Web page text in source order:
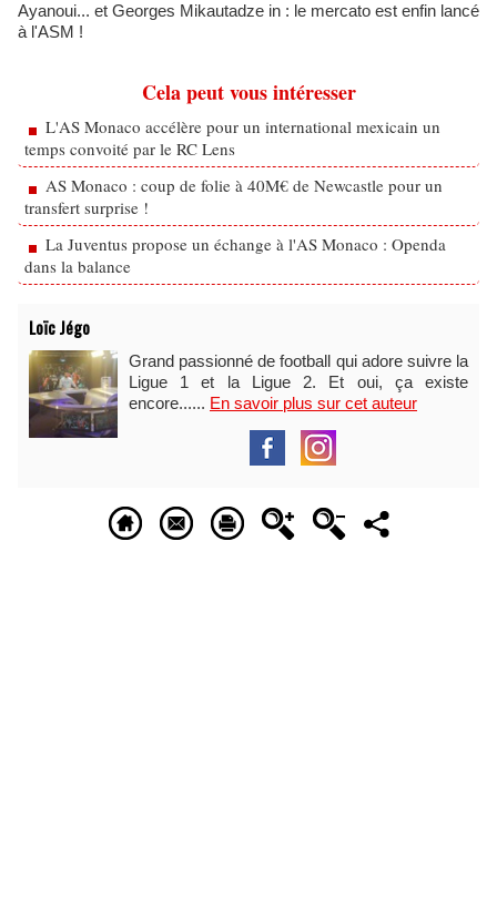
Ayanoui... et Georges Mikautadze in : le mercato est enfin lancé
à l'ASM !
Cela peut vous intéresser
L'AS Monaco accélère pour un international mexicain un
temps convoité par le RC Lens
AS Monaco : coup de folie à 40M€ de Newcastle pour un
transfert surprise !
La Juventus propose un échange à l'AS Monaco : Openda
dans la balance
Loïc Jégo
Grand passionné de football qui adore suivre la
Ligue 1 et la Ligue 2. Et oui, ça existe
encore...... En savoir plus sur cet auteur